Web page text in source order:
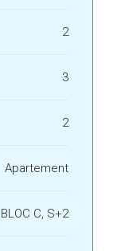
2
3
2
Apartement
BLOC C, S+2